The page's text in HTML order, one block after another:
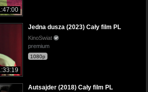
Jedna dusza (2023) Cały film PL
KinoSwiat
premium
1080p
Autsajder (2018) Cały film PL